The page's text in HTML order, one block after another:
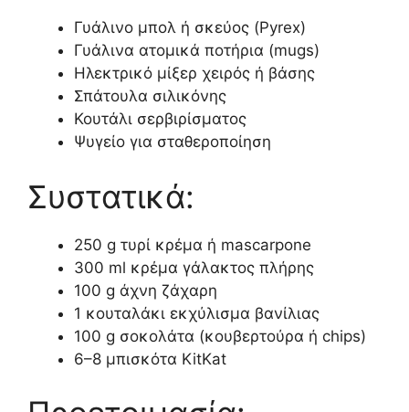
Γυάλινο μπολ ή σκεύος (Pyrex)
Γυάλινα ατομικά ποτήρια (mugs)
Ηλεκτρικό μίξερ χειρός ή βάσης
Σπάτουλα σιλικόνης
Κουτάλι σερβιρίσματος
Ψυγείο για σταθεροποίηση
Συστατικά:
250 g τυρί κρέμα ή mascarpone
300 ml κρέμα γάλακτος πλήρης
100 g άχνη ζάχαρη
1 κουταλάκι εκχύλισμα βανίλιας
100 g σοκολάτα (κουβερτούρα ή chips)
6–8 μπισκότα KitKat